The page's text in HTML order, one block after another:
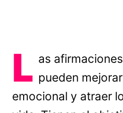
L as
pueden
emocional y atraer